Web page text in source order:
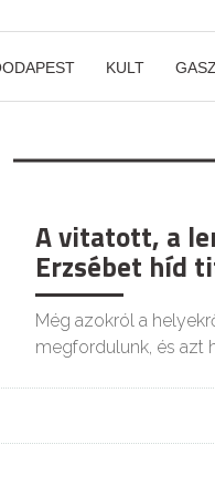
KULT
A vitatott, a
Erzsébet híd
Még azokról a
megfordulunk, és azt